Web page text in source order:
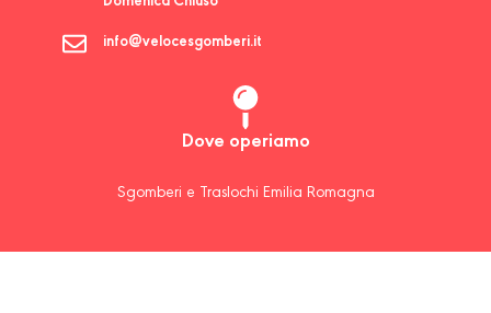
info@velocesgomberi.it
Dove operiamo
Sgomberi e Traslochi Emilia Romagna